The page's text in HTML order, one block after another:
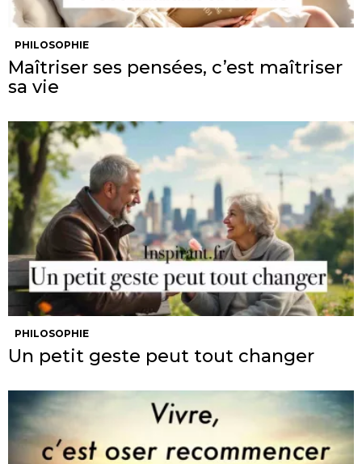
PHILOSOPHIE
Maîtriser ses pensées, c’est maîtriser
sa vie
PHILOSOPHIE
Un petit geste peut tout changer